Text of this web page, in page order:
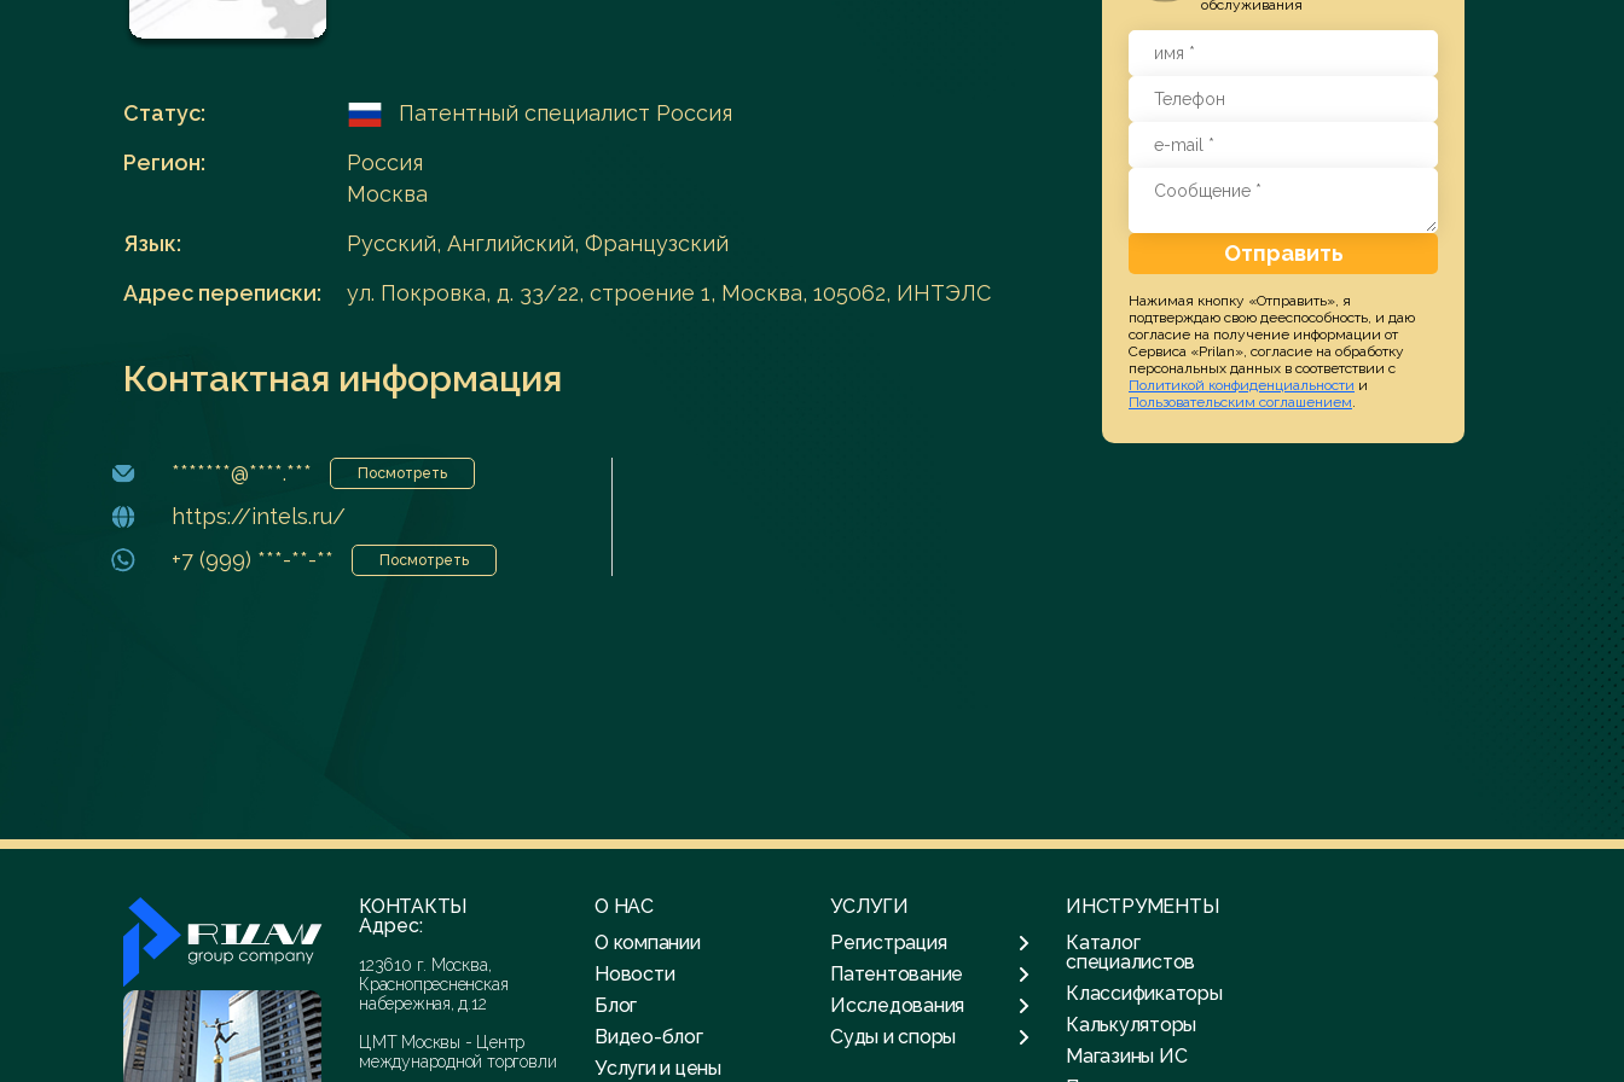
Заказать услугу
Перейти в каталог
Статус:
Патентный специалист Россия
Регион:
Россия
Москва
Язык:
Русский, Английский, Французский
Адрес переписки:
ул. Покровка, д. 33/22, строение 1, Москва, 105062, ИНТЭЛС
Контактная информация
*******@****.*** Посмотреть
https://intels.ru/
+7 (999) ***-**-**
Посмотреть
обслуживания
Отправить
Нажимая кнопку «Отправить», я
подтверждаю свою дееспособность, и даю
согласие на получение информации от
Сервиса «Prilan», согласие на обработку
персональных данных в соответствии с
Политикой конфиденциальности и
Пользовательским соглашением.
КОНТАКТЫ
Адрес:
123610 г. Москва,
Краснопресненская
набережная, д.12
ЦМТ Москвы - Центр
международной торговли
О НАС
О компании
Новости
Блог
Видео-блог
Услуги и цены
УСЛУГИ
Регистрация
Патентование
Исследования
Суды и споры
ИНСТРУМЕНТЫ
Каталог
специалистов
Классификаторы
Калькуляторы
Магазины ИС